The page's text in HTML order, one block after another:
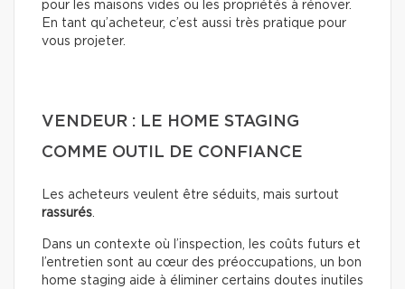
pour les maisons vides ou les propriétés à rénover.
En tant qu’acheteur, c’est aussi très pratique pour
vous projeter.
VENDEUR : LE HOME STAGING
COMME OUTIL DE CONFIANCE
Les acheteurs veulent être séduits, mais surtout
rassurés.
Dans un contexte où l’inspection, les coûts futurs et
l’entretien sont au cœur des préoccupations, un bon
home staging aide à éliminer certains doutes inutiles